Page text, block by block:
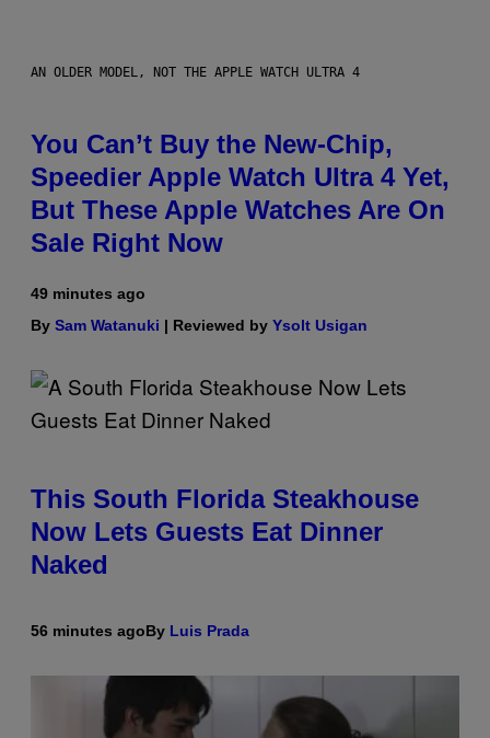
AN OLDER MODEL, NOT THE APPLE WATCH ULTRA 4
You Can’t Buy the New-Chip,
Speedier Apple Watch Ultra 4 Yet,
But These Apple Watches Are On
Sale Right Now
49 minutes ago
By Sam Watanuki | Reviewed by Ysolt Usigan
This South Florida Steakhouse
Now Lets Guests Eat Dinner
Naked
56 minutes agoBy Luis Prada